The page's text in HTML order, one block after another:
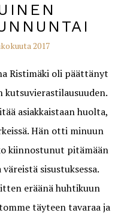
2017
Ristimäki oli päättänyt
kutsuvierastilausuuden.
asiakkaistaan huolta,
Hän otti minuun
kiinnostunut pitämään
sisustuksessa.
eräänä huhtikuun
täyteen tavaraa ja